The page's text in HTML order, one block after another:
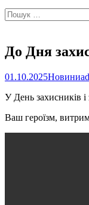
Пошук:
До Дня
01.10.2025Новини
У День захисників
Ваш героїзм,